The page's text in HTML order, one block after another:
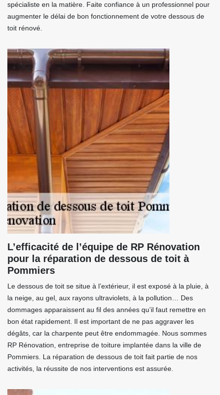
spécialiste en la matière. Faite confiance à un professionnel pour
augmenter le délai de bon fonctionnement de votre dessous de
toit rénové.
L’efficacité de l’équipe de RP Rénovation
pour la réparation de dessous de toit à
Pommiers
Le dessous de toit se situe à l’extérieur, il est exposé à la pluie, à
la neige, au gel, aux rayons ultraviolets, à la pollution… Des
dommages apparaissent au fil des années qu’il faut remettre en
bon état rapidement. Il est important de ne pas aggraver les
dégâts, car la charpente peut être endommagée. Nous sommes
RP Rénovation, entreprise de toiture implantée dans la ville de
Pommiers. La réparation de dessous de toit fait partie de nos
activités, la réussite de nos interventions est assurée.